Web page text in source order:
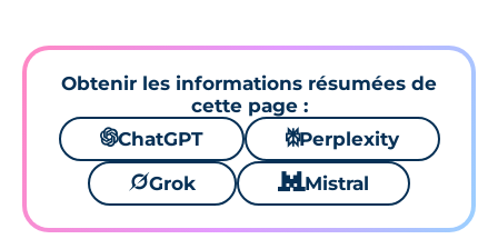
Obtenir les informations résumées de
cette page :
🌌ChatGPT ⚙Perplexity
🪐Grok 🐱 Mistral